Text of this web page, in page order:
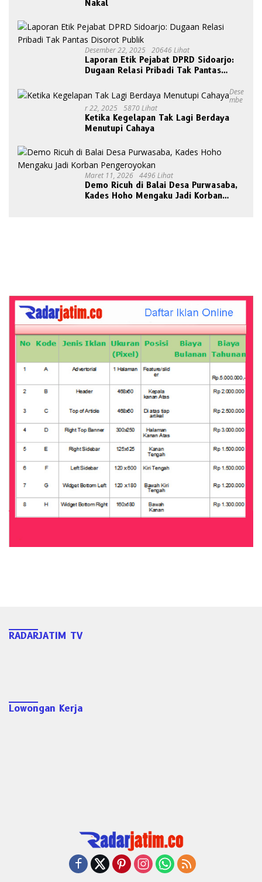
Nakal
Desember 22, 2025 20646 Lihat
Laporan Etik Pejabat DPRD Sidoarjo:
Dugaan Relasi Pribadi Tak Pantas
Dese
Mbe
R 22, 2025 5870 Lihat
Ketika Kegelapan Tak Lagi Berdaya
Menutupi Cahaya
Maret 11, 2026 4496 Lihat
Demo Ricuh di Balai Desa Purwasaba,
Kades Hoho Mengaku Jadi Korban
RADARJATIM TV
Lowongan Kerja